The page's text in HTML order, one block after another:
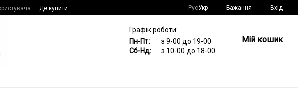
Де купити РусУкр Бажання Вхід
Графік роботи:
Пн-Пт:
з 9-00 до 19-00
Сб-Нд:
з 10-00 до 18-00
Мій кошик